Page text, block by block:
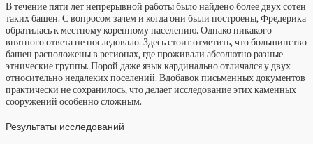
В течение пяти лет непрерывной работы было найдено более двух сотен
таких башен. С вопросом зачем и когда они были построены, Фредерика
обратилась к местному коренному населению. Однако никакого
внятного ответа не последовало. Здесь стоит отметить, что большинство
башен расположены в регионах, где проживали абсолютно разные
этнические группы. Порой даже язык кардинально отличался у двух
относительно недалеких поселений. Вдобавок письменных документов
практически не сохранилось, что делает исследование этих каменных
сооружений особенно сложным.
Результаты исследований